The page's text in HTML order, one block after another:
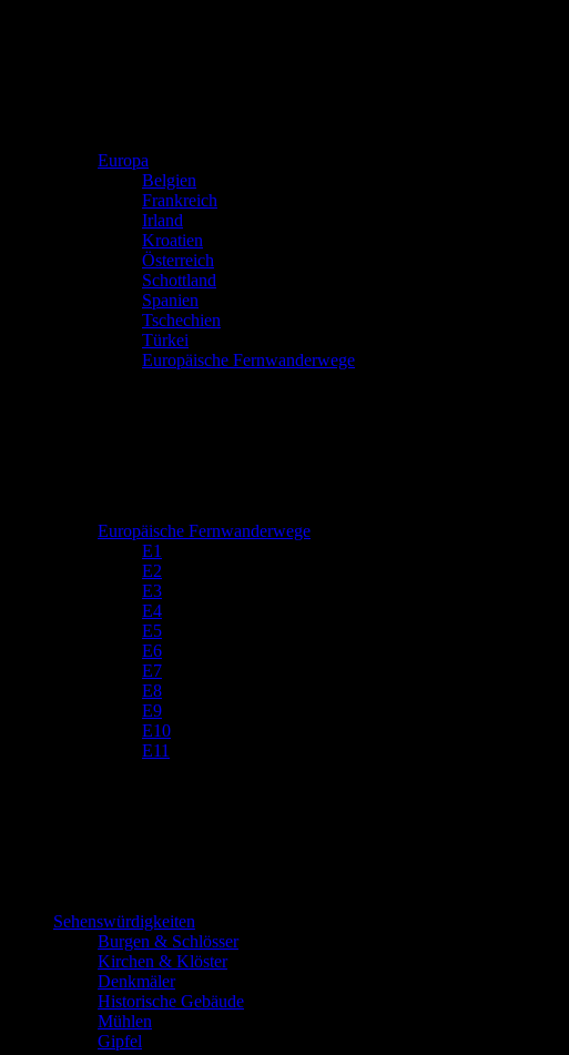
Europa
Belgien
Frankreich
Irland
Kroatien
Österreich
Schottland
Spanien
Tschechien
Türkei
Europäische Fernwanderwege
Europäische Fernwanderwege
E1
E2
E3
E4
E5
E6
E7
E8
E9
E10
E11
Sehenswürdigkeiten
Burgen & Schlösser
Kirchen & Klöster
Denkmäler
Historische Gebäude
Mühlen
Gipfel